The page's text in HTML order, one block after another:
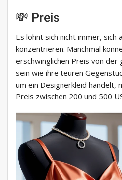
💸 Preis
Es lohnt sich nicht immer, sich
konzentrieren. Manchmal
erschwinglichen Preis von der
sein wie ihre teuren
um ein Designerkleid handelt,
Preis zwischen 200 und 500